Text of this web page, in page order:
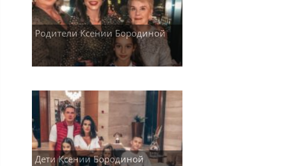
Родители Ксении Бородиной
Дети Ксении Бородиной